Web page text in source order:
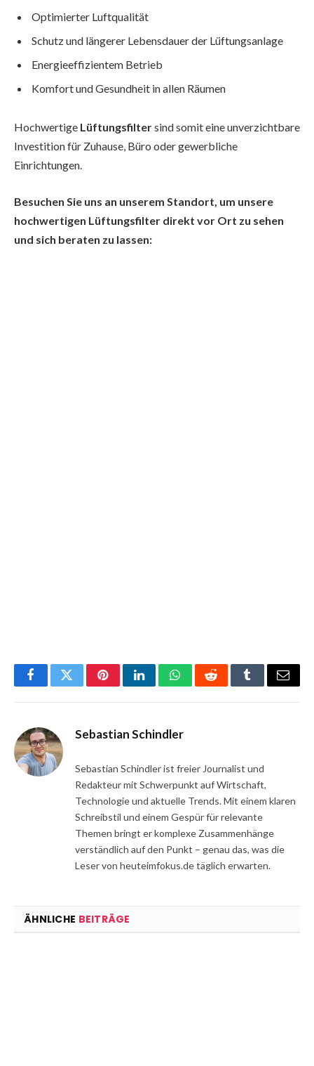
Optimierter Luftqualität
Schutz und längerer Lebensdauer der Lüftungsanlage
Energieeffizientem Betrieb
Komfort und Gesundheit in allen Räumen
Hochwertige Lüftungsfiltersind somit eine unverzichtbare
Investition für Zuhause, Büro oder gewerbliche
Einrichtungen.
Besuchen Sie uns an unserem Standort, um unsere
hochwertigen Lüftungsfilter direkt vor Ort zu sehen
und sich beraten zu lassen:
FacebookTwitterPinterestLinkedInWhatsAppRedditTumblrEmail
Sebastian Schindler
Sebastian Schindler ist freier Journalist und
Redakteur mit Schwerpunkt auf Wirtschaft,
Technologie und aktuelle Trends. Mit einem klaren
Schreibstil und einem Gespür für relevante
Themen bringt er komplexe Zusammenhänge
verständlich auf den Punkt – genau das, was die
Leser von heuteimfokus.de täglich erwarten.
ÄHNLICHE BEITRÄGE